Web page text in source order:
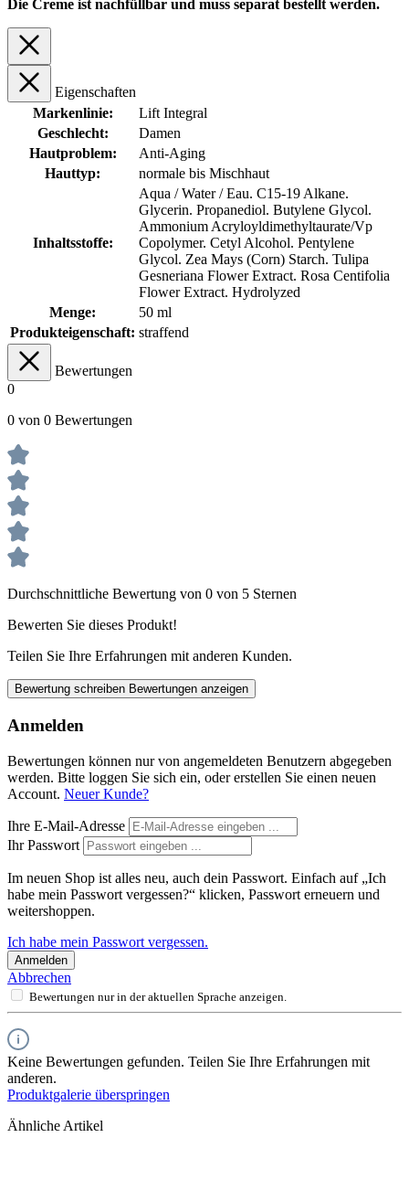
Die Creme ist nachfüllbar und muss separat bestellt werden.
Eigenschaften
Markenlinie:
Lift Integral
Geschlecht:
Damen
Hautproblem:
Anti-Aging
Hauttyp:
normale bis Mischhaut
Inhaltsstoffe:
Aqua / Water / Eau. C15-19 Alkane.
Glycerin. Propanediol. Butylene Glycol.
Ammonium Acryloyldimethyltaurate/Vp
Copolymer. Cetyl Alcohol. Pentylene
Glycol. Zea Mays (Corn) Starch. Tulipa
Gesneriana Flower Extract. Rosa Centifolia
Flower Extract. Hydrolyzed
Menge:
50 ml
Produkteigenschaft: straffend
Bewertungen
0
0 von 0 Bewertungen
Durchschnittliche Bewertung von 0 von 5 Sternen
Bewerten Sie dieses Produkt!
Teilen Sie Ihre Erfahrungen mit anderen Kunden.
Bewertung schreiben Bewertungen anzeigen
Anmelden
Bewertungen können nur von angemeldeten Benutzern abgegeben
werden. Bitte loggen Sie sich ein, oder erstellen Sie einen neuen
Account. Neuer Kunde?
Ihre E-Mail-Adresse
Ihr Passwort
Im neuen Shop ist alles neu, auch dein Passwort. Einfach auf „Ich
habe mein Passwort vergessen?“ klicken, Passwort erneuern und
weitershoppen.
Ich habe mein Passwort vergessen.
Anmelden
Abbrechen
Bewertungen nur in der aktuellen Sprache anzeigen.
Keine Bewertungen gefunden. Teilen Sie Ihre Erfahrungen mit
anderen.
Produktgalerie überspringen
Ähnliche Artikel